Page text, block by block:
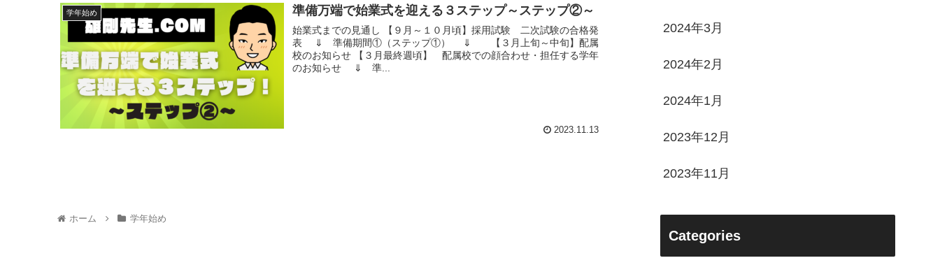
学年始め 準備万端で始業式を迎える３ステップ～ステップ②～
始業式までの見通し 【９月～１０月頃】採用試験 二次試験の合格発
表 ⇓ 準備期間①（ステップ①） ⇓ 【３月上旬～中旬】配属
校のお知らせ 【３月最終週頃】 配属校での顔合わせ・担任する学年
のお知らせ ⇓ 準...
2023.11.13
ホーム 学年始め
2024年3月
2024年2月
2024年1月
2023年12月
2023年11月
Categories